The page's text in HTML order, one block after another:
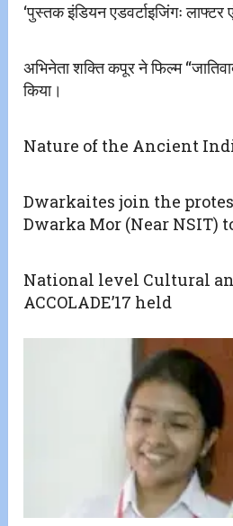
‘पुस्तक इंडियन एडवर्टाइजिंगः लाफ्टर
अभिनेता शक्ति कपूर ने फिल्म
किया।
Nature of the Ancient
Dwarkaites join the
Dwarka Mor (Near NSIT)
National level Cultural
ACCOLADE’17 held